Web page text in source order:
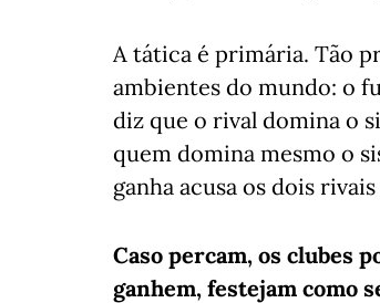
A tática é primária. Tão
ambientes do mundo: o
diz que o rival domina o
quem domina mesmo o
ganha acusa os dois
Caso percam, os clubes
ganhem, festejam como